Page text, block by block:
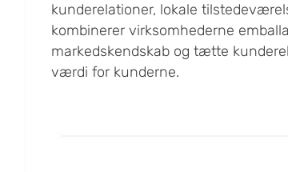
kunderelationer, lokale
kombinerer virksomhederne
markedskendskab og tætte
værdi for kunderne.